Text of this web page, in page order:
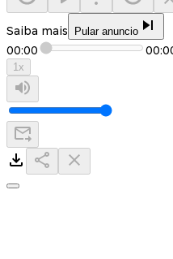
Saiba mais Pular anuncio
00:00
1x